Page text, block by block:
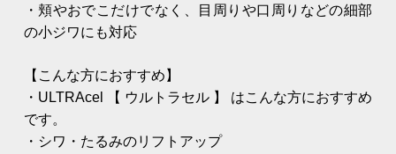
・頬やおでこだけでなく、目周りや口周りなどの細部
の小ジワにも対応
【こんな方におすすめ】
・ULTRAcel 【 ウルトラセル 】 はこんな方におすすめ
です。
・シワ・たるみのリフトアップ